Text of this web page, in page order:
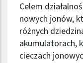
Celem
nowych jonów,
różnych
akumulatorach,
cieczach